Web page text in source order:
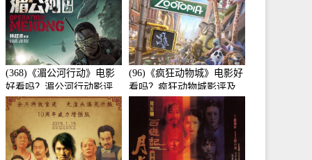
(368)《湄公河行动》电影
好看吗？湄公河行动影评
及简介
(96)《疯狂动物城》电影好
看吗？疯狂动物城影评及